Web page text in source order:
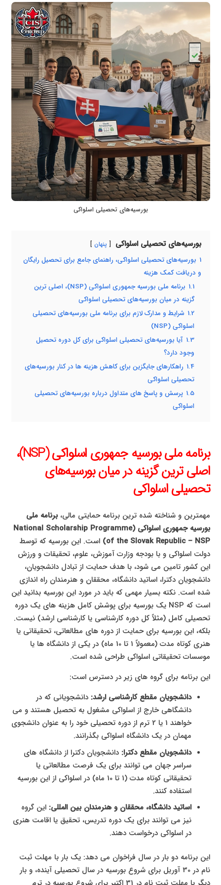
بورسیه‌های تحصیلی اسلواکی
بورسیه‌های تحصیلی اسلواکی پنهان
1 بورسیه‌های تحصیلی اسلواکی، راهنمای جامع برای تحصیل رایگان
و دریافت کمک هزینه
1.1
برنامه ملی بورسیه جمهوری اسلواکی (NSP)، اصلی ترین
گزینه در میان بورسیه‌های تحصیلی اسلواکی
1.2 شرایط و مدارک لازم برای برنامه ملی بورسیه‌های تحصیلی
اسلواکی (NSP)
1.3 آیا بورسیه‌های تحصیلی اسلواکی برای کل دوره تحصیل
وجود دارد؟
1.4 راهکارهای جایگزین برای کاهش هزینه ها در کنار بورسیه‌های
تحصیلی اسلواکی
1.5 پرسش و پاسخ های متداول درباره بورسیه‌های تحصیلی
اسلواکی
برنامه ملی بورسیه جمهوری اسلواکی (NSP)،
اصلی ترین گزینه در میان بورسیه‌های
تحصیلی اسلواکی
مهمترین و شناخته شده ترین برنامه حمایتی مالی،برنامه ملی
بورسیه جمهوری اسلواکی (National Scholarship Programme
of the Slovak Republic – NSP) است. این بورسیه که توسط
دولت اسلواکی و با بودجه وزارت آموزش، علوم، تحقیقات و ورزش
این کشور تامین می شود، با هدف حمایت از تبادل دانشجویان،
دانشجویان دکترا، اساتید دانشگاه، محققان و هنرمندان راه اندازی
شده است. نکته بسیار مهمی که باید در مورد این بورسیه بدانید این
است که NSP یک بورسیه برای پوشش کامل هزینه های یک دوره
تحصیلی کامل (مثلاً کل دوره کارشناسی یا کارشناسی ارشد) نیست.
بلکه، این بورسیه برای حمایت از دوره های مطالعاتی، تحقیقاتی یا
هنری کوتاه مدت (معمولاً 1 تا 10 ماه) در یکی از دانشگاه ها یا
موسسات تحقیقاتی اسلواکی طراحی شده است.
این برنامه برای گروه های زیر در دسترس است:
دانشجویان مقطع کارشناسی ارشد: دانشجویانی که در
دانشگاهی خارج از اسلواکی مشغول به تحصیل هستند و می
خواهند 1 یا 2 ترم از دوره تحصیلی خود را به عنوان دانشجوی
مهمان در یک دانشگاه اسلواکی بگذرانند.
دانشجویان مقطع دکترا: دانشجویان دکترا از دانشگاه های
سراسر جهان می توانند برای یک فرصت مطالعاتی یا
تحقیقاتی کوتاه مدت (1 تا 10 ماه) در اسلواکی از این بورسیه
استفاده کنند.
اساتید دانشگاه، محققان و هنرمندان بین المللی: این گروه
نیز می توانند برای یک دوره تدریس، تحقیق یا اقامت هنری
در اسلواکی درخواست دهند.
این برنامه دو بار در سال فراخوان می دهد: یک بار با مهلت ثبت
نام در 30 آوریل برای شروع بورسیه در سال تحصیلی آینده، و بار